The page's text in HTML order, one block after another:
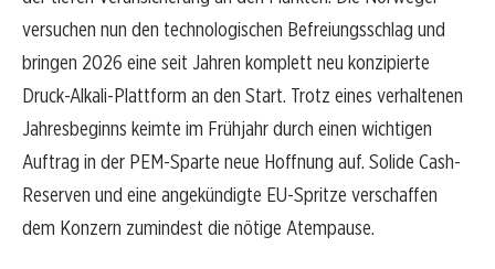
versuchen nun den technologischen Befreiungsschlag und
bringen 2026 eine seit Jahren komplett neu konzipierte
Druck-Alkali-Plattform an den Start. Trotz eines verhaltenen
Jahresbeginns keimte im Frühjahr durch einen wichtigen
Auftrag in der PEM-Sparte neue Hoffnung auf. Solide Cash-
Reserven und eine angekündigte EU-Spritze verschaffen
dem Konzern zumindest die nötige Atempause.